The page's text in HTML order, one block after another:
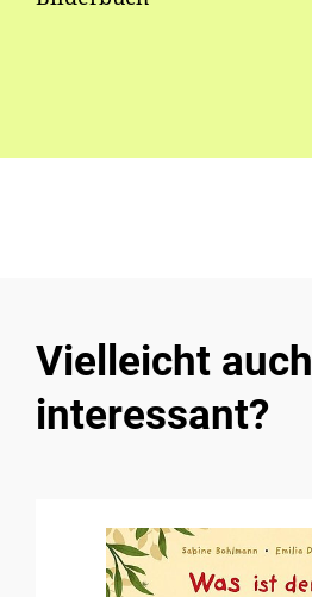
Vielleicht auch
interessant?